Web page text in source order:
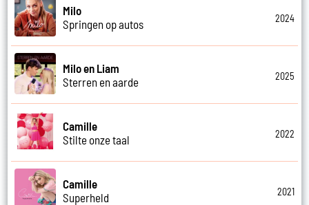
Milo
Springen op autos
2024
Milo en Liam
Sterren en aarde
2025
Camille
Stilte onze taal
2022
Camille
Superheld
2021